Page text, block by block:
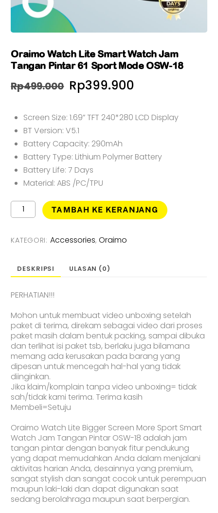
Oraimo Watch Lite Smart Watch Jam
Tangan Pintar 61 Sport Mode OSW-18
Rp499.000 Harga
adalah:
Rp499.000.
Rp399.900
ini
Rp399.900.
Screen Size: 1.69” TFT 240*280 LCD Display
BT Version: V5.1
Battery Capacity: 290mAh
Battery Type: Lithium Polymer Battery
Battery Life: 7 Days
Material: ABS /PC/TPU
Kuantitas
Oraimo
Lite
Smart
Jam
Tangan
61
Mode
OSW-
18
TAMBAH KE KERANJANG
KATEGORI: Accessories,Oraimo
DESKRIPSI ULASAN (0)
PERHATIAN!!!
Mohon untuk membuat video unboxing setelah
paket di terima, direkam sebagai video dari proses
paket masih dalam bentuk packing, sampai dibuka
dan terlihat isi paket tsb, berlaku juga bilamana
memang ada kerusakan pada barang yang
dipesan untuk mencegah hal-hal yang tidak
diinginkan.
Jika klaim/komplain tanpa video unboxing= tidak
sah/tidak kami terima. Terima kasih
Membeli=Setuju
Oraimo Watch Lite Bigger Screen More Sport Smart
Watch Jam Tangan Pintar OSW-18 adalah jam
tangan pintar dengan banyak fitur pendukung
yang dapat memudahkan Anda dalam menjalani
aktivitas harian Anda, desainnya yang premium,
sangat stylish dan sangat cocok untuk perempuan
maupun laki-laki dan dapat digunakan saat
sedang berolahraga maupun saat berpergian.